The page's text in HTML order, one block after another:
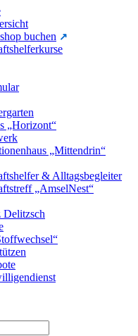
buchen
„Horizont“
„Mittendrin“
& Alltagsbegleiter
„AmselNest“
Delitzsch